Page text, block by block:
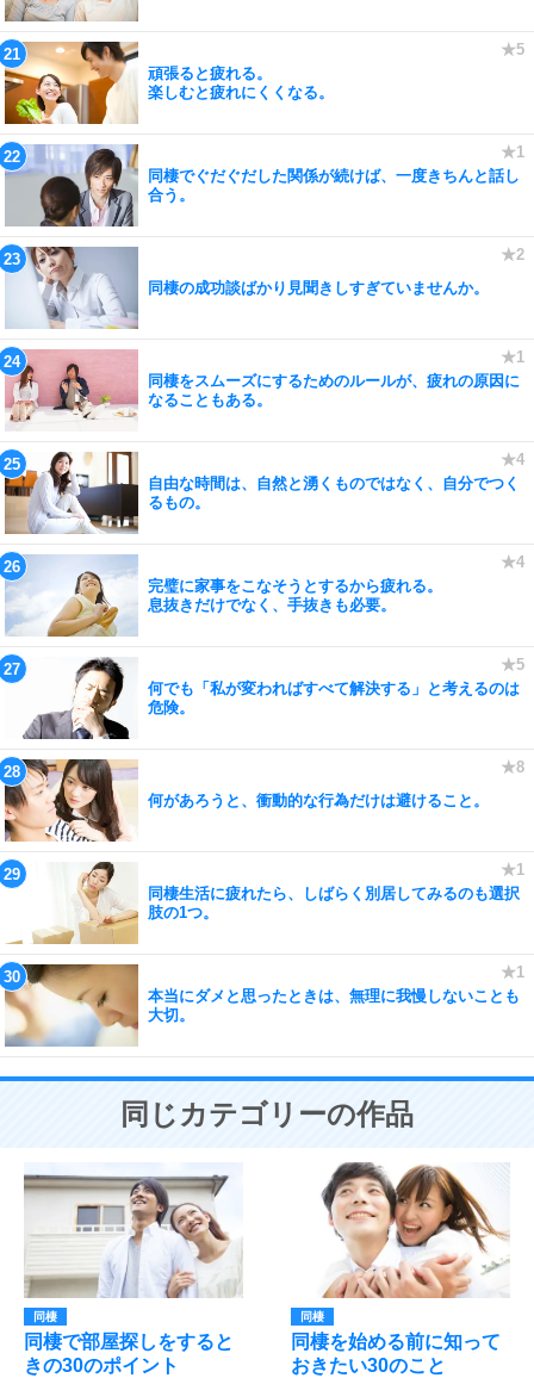
頑張ると疲れる。
楽しむと疲れにくくなる。
同棲でぐだぐだした関係が続けば、一度きちんと話し
合う。
同棲の成功談ばかり見聞きしすぎていませんか。
同棲をスムーズにするためのルールが、疲れの原因に
なることもある。
自由な時間は、自然と湧くものではなく、自分でつく
るもの。
完璧に家事をこなそうとするから疲れる。
息抜きだけでなく、手抜きも必要。
何でも「私が変わればすべて解決する」と考えるのは
危険。
何があろうと、衝動的な行為だけは避けること。
同棲生活に疲れたら、しばらく別居してみるのも選択
肢の1つ。
本当にダメと思ったときは、無理に我慢しないことも
大切。
同じカテゴリーの作品
同棲
同棲で部屋探しをすると
きの30のポイント
同棲
同棲を始める前に知って
おきたい30のこと